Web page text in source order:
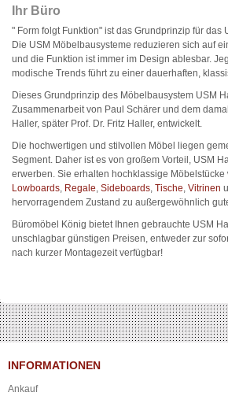
Ihr Büro
" Form folgt Funktion" ist das Grundprinzip für das
Die USM Möbelbausysteme reduzieren sich auf
und die Funktion ist immer im Design ablesbar.
modische Trends führt zu einer dauerhaften,
Dieses Grundprinzip des Möbelbausystem USM
Zusammenarbeit von Paul Schärer und dem
Haller, später Prof. Dr. Fritz Haller, entwickelt.
Die hochwertigen und stilvollen Möbel liegen
Segment. Daher ist es von großem Vorteil, USM
erwerben. Sie erhalten hochklassige Möbelstücke
Lowboards, Regale, Sideboards, Tische, Vitrinen
hervorragendem Zustand zu außergewöhnlich
Büromöbel König bietet Ihnen gebrauchte USM
unschlagbar günstigen Preisen, entweder zur
nach kurzer Montagezeit verfügbar!
INFORMATIONEN
Ankauf